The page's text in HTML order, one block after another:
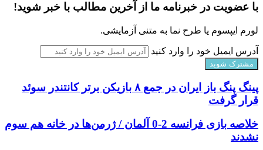
با عضویت در خبرنامه ما از آخرین مطالب با خبر شوید!
لورم ایپسوم یا طرح‌ نما به متنی آزمایشی.
آدرس ایمیل خود را وارد کنید
پینگ پنگ باز ایران در جمع ۸ بازیکن برتر کانتندر سوئد
قرار گرفت
خلاصه بازی فرانسه 2-0 آلمان / ژرمن‌ها در خانه هم سوم
نشدند